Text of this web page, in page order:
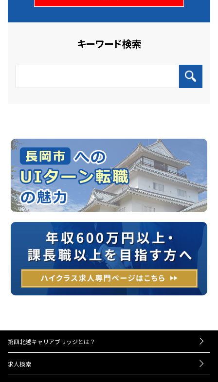
キーワード検索
第四北越キャリアブリッジとは？
－UIターンをお考えの方へ
求人検索